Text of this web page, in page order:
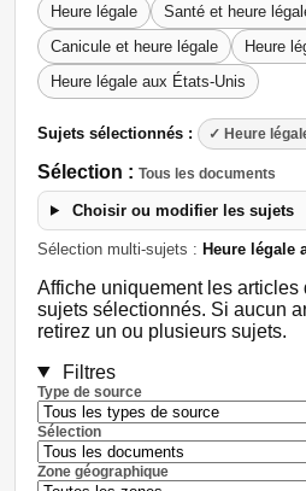
Heure légale
Santé et heure
Canicule et heure légale
Heure
Heure légale aux États-Unis
Sujets sélectionnés : ✓ Heure
Sélection : Tous les documents
Choisir ou modifier les sujets
Sélection multi-sujets : Heure légale
Affiche uniquement les articles
sujets sélectionnés. Si aucun
retirez un ou plusieurs sujets.
Filtres
Type de source
Sélection
Zone géographique